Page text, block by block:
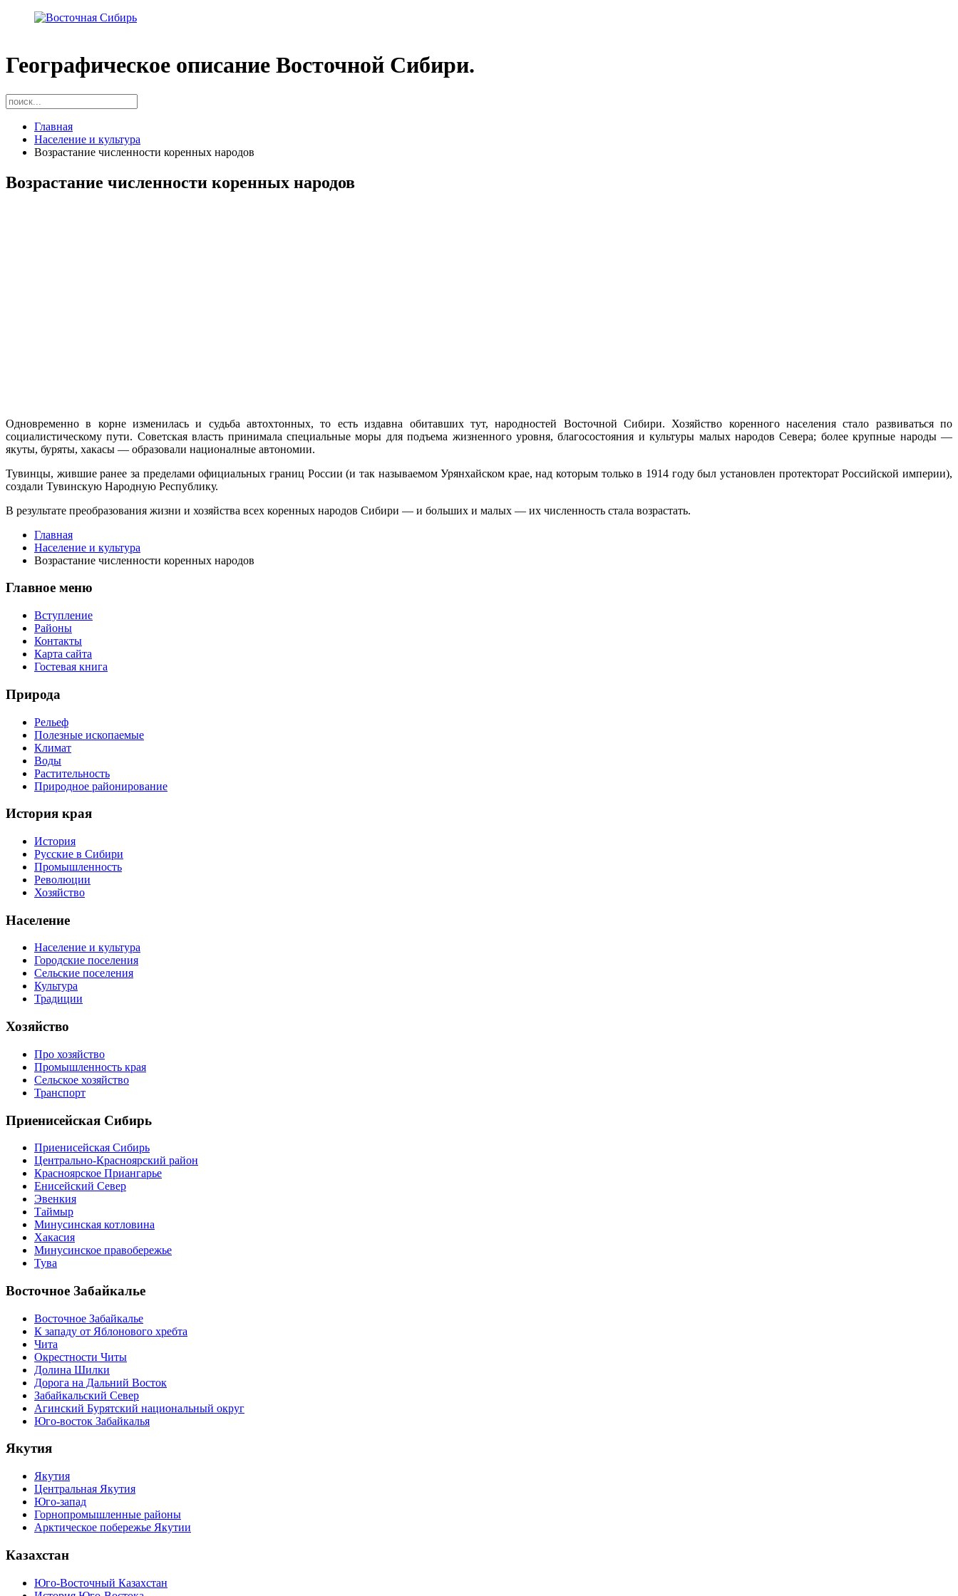
Географическое описание Восточной Сибири.
Главная
Население и культура
Возрастание численности коренных народов
Возрастание численности коренных народов
Одновременно в корне изменилась и судьба автохтонных, то есть издавна оби­тавших тут, народностей Восточной Сиби­ри. Хозяйство коренного населения стало развиваться по
социалистическому пути. Советская власть принимала специальные моры для подъема жизненного уровня, благосостояния и культуры малых народов Севера; более крупные народы —
якуты, буряты, хакасы — образовали националные автономии.
Тувинцы, жившие ранее за пределами официальных границ России (и так называемом Урянхайском крае, над которым только в 1914 году был установлен протекторат Российской империи),
создали Тувинскую Народную Республику.
В результате преобразования жизни и хозяйства всех коренных народов Сибири — и больших и малых — их численность стала возрастать.
Главная
Население и культура
Возрастание численности коренных народов
Главное меню
Вступление
Районы
Контакты
Карта сайта
Гостевая книга
Природа
Рельеф
Полезные ископаемые
Климат
Воды
Растительность
Природное районирование
История края
История
Русские в Сибири
Промышленность
Революции
Хозяйство
Население
Население и культура
Городские поселения
Сельские поселения
Культура
Традиции
Хозяйство
Про хозяйство
Промышленность края
Сельское хозяйство
Транспорт
Приенисейская Сибирь
Приенисейская Сибирь
Центрально-Красноярский район
Красноярское Приангарье
Енисейский Север
Эвенкия
Таймыр
Минусинская котловина
Хакасия
Минусинское правобережье
Тува
Восточное Забайкалье
Восточное Забайкалье
К западу от Яблонового хребта
Чита
Окрестности Читы
Долина Шилки
Дорога на Дальний Восток
Забайкальский Север
Агинский Бурятский национальный округ
Юго-восток Забайкалья
Якутия
Якутия
Центральная Якутия
Юго-запад
Горнопромышленные районы
Арктическое побережье Якутии
Казахстан
Юго-Восточный Казахстан